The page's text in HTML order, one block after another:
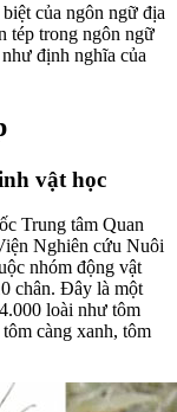
của ngôn ngữ địa
tép trong ngôn ngữ
định nghĩa của
vật học
Trung tâm Quan
Nghiên cứu Nuôi
nhóm động vật
chân. Đây là một
loài như tôm
càng xanh, tôm